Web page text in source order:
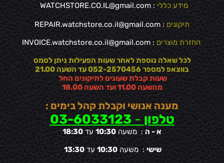
מידע כללי :
WATCHSTORE.CO.IL@gmail.com
תיקונים : REPAIR.watchstore.co.il@gmail.com
החזרת מוצרים :
INVOICE.watchstore.co.il@gmail.com
לכל שאלה נוספת לאחר שעות הפעילות ניתן לסמס
בווצאפ למספר 052-2570456 עד השעה 21.00
שעות קבלת שעונים לתיקונים החל
מהשעה 11.00 ועד השעה 18.00
מענה אנושי וקבלת קהל בימים :
טלפון -
03-6033123
א - ה : משעה 10:30 עד 18:30
שישי : משעה10:30עד13:30